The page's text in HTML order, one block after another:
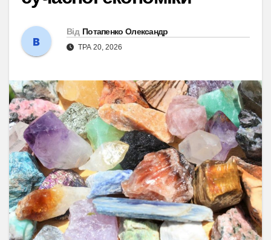
Від Потапенко Олександр
ТРА 20, 2026